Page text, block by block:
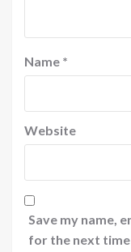
Name *
Website
Save my name,
for the next time